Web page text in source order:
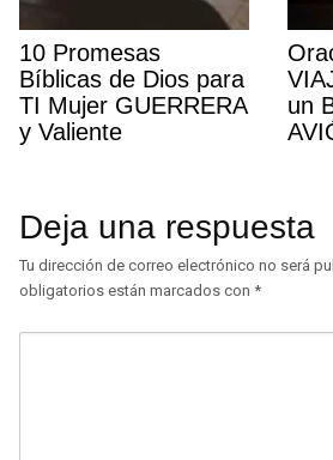
10 Promesas
Bíblicas de Dios para
TI Mujer GUERRERA
y Valiente
un
Deja una respuesta
Tu dirección de correo electrónico no será
obligatorios están marcados con *